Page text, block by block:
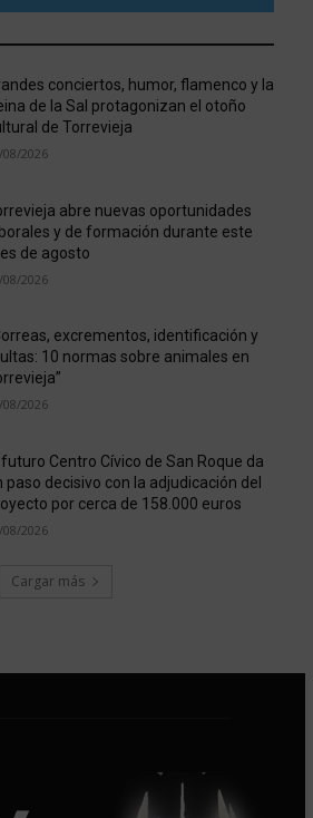
conciertos, humor, flamenco y la
de la Sal protagonizan el otoño
de Torrevieja
08/2026
abre nuevas oportunidades
y de formación durante este
de agosto
08/2026
excrementos, identificación y
10 normas sobre animales en
08/2026
futuro Centro Cívico de San Roque da
paso decisivo con la adjudicación del
por cerca de 158.000 euros
08/2026
Cargar más